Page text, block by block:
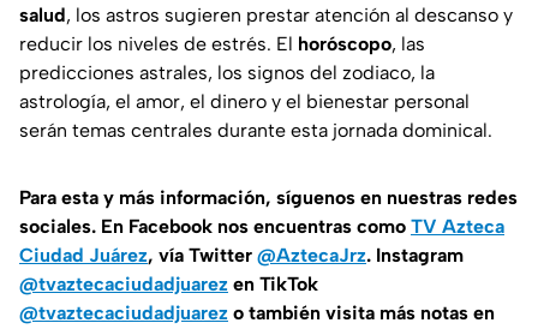
salud, los astros sugieren prestar atención al descanso y
reducir los niveles de estrés. El horóscopo, las
predicciones astrales, los signos del zodiaco, la
astrología, el amor, el dinero y el bienestar personal
serán temas centrales durante esta jornada dominical.
Para esta y más información, síguenos en nuestras redes
sociales. En Facebook nos encuentras como TV Azteca
Ciudad Juárez, vía Twitter @AztecaJrz. Instagram
@tvaztecaciudadjuarez en TikTok
@tvaztecaciudadjuarez o también visita más notas en